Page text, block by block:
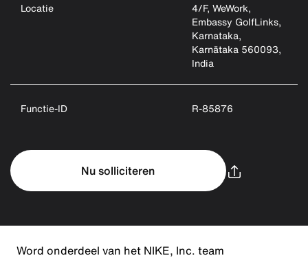
Locatie
4/F, WeWork,
Embassy GolfLinks,
Karnataka,
Karnātaka 560093,
India
Functie-ID R-85876
Nu solliciteren
Word onderdeel van het NIKE, Inc. team